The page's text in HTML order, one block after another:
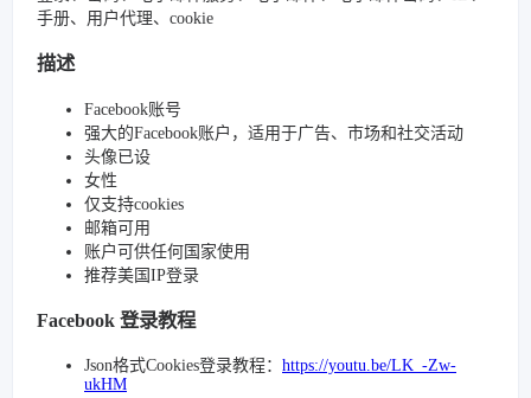
手册、用户代理、cookie
描述
Facebook账号
强大的Facebook账户，适用于广告、市场和社交活动
头像已设
女性
仅支持cookies
邮箱可用
账户可供任何国家使用
推荐美国IP登录
Facebook 登录教程
Json格式Cookies登录教程： https://youtu.be/LK_-Zw-
ukHM